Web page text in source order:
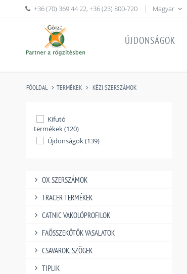
+36 (70) 369 44 22,+36 (23) 800-720 Magyar
ÚJDONSÁGOK
FŐOLDAL TERMÉKEK KÉZI SZERSZÁMOK
Kifutó
termékek (120)
Újdonságok (139)
OX SZERSZÁMOK
TRACER TERMÉKEK
CATNIC VAKOLÓPROFILOK
FAÖSSZEKÖTŐK VASALATOK
CSAVAROK, SZÖGEK
TIPLIK